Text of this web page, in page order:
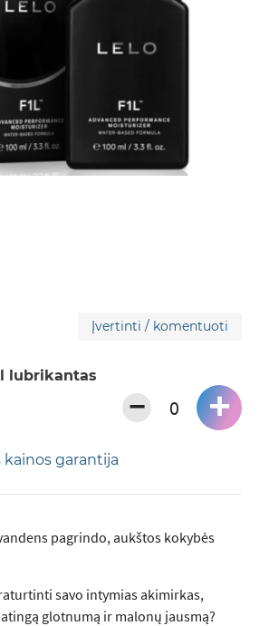
Įvertinti / komentuoti
lubrikantas
− +
kainos garantija
pagrindo, aukštos kokybės
savo intymias akimirkas,
glotnumą ir malonų jausmą?